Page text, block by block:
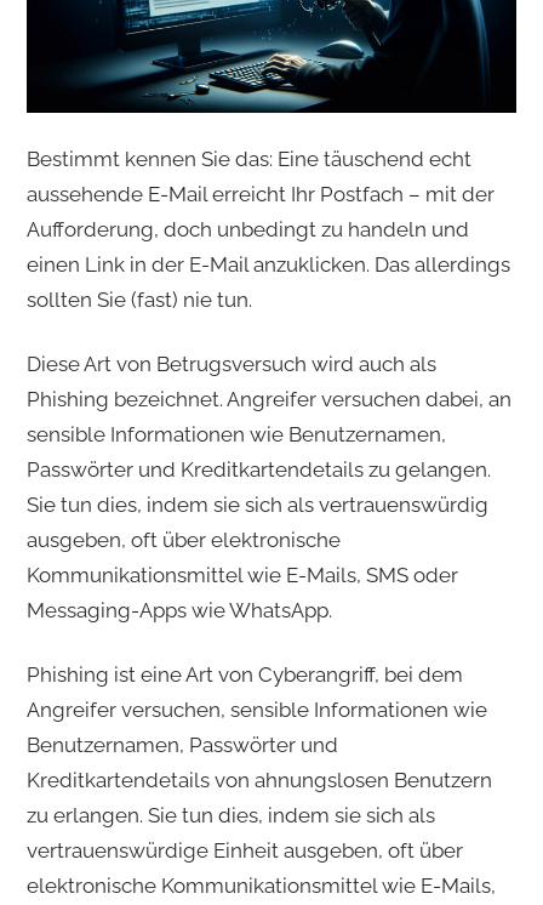
Bestimmt kennen Sie das: Eine täuschend echt
aussehende E-Mail erreicht Ihr Postfach – mit der
Aufforderung, doch unbedingt zu handeln und
einen Link in der E-Mail anzuklicken. Das allerdings
sollten Sie (fast) nie tun.
Diese Art von Betrugsversuch wird auch als
Phishing bezeichnet. Angreifer versuchen dabei, an
sensible Informationen wie Benutzernamen,
Passwörter und Kreditkartendetails zu gelangen.
Sie tun dies, indem sie sich als vertrauenswürdig
ausgeben, oft über elektronische
Kommunikationsmittel wie E-Mails, SMS oder
Messaging-Apps wie WhatsApp.
Phishing ist eine Art von Cyberangriff, bei dem
Angreifer versuchen, sensible Informationen wie
Benutzernamen, Passwörter und
Kreditkartendetails von ahnungslosen Benutzern
zu erlangen. Sie tun dies, indem sie sich als
vertrauenswürdige Einheit ausgeben, oft über
elektronische Kommunikationsmittel wie E-Mails,